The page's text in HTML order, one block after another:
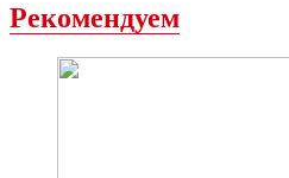
Рекомендуем